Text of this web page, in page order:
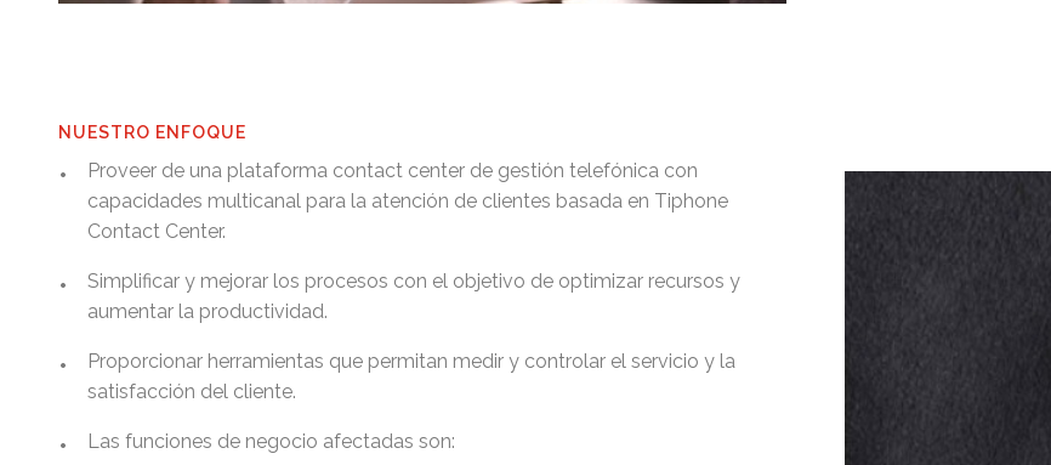
NUESTRO ENFOQUE
•
Proveer de una plataforma contact center de gestión telefónica con
capacidades multicanal para la atención de clientes basada en Tiphone
Contact Center.
•
Simplificar y mejorar los procesos con el objetivo de optimizar recursos y
aumentar la productividad.
•
Proporcionar herramientas que permitan medir y controlar el servicio y la
satisfacción del cliente.
• Las funciones de negocio afectadas son: